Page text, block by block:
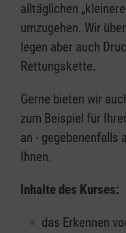
alltäglichen
umzugehen. Wir
legen aber auch
Rettungskette.
Gerne bieten wir
zum Beispiel für
an - gegebenenfalls
Ihnen.
Inhalte des Kurses:
das Erkennen